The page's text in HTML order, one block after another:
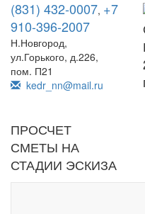
(831) 432-0007, +7
910-396-2007
Н.Новгород,
ул.Горького, д.226,
пом. П21
kedr_nn@mail.ru
ПРОСЧЕТ
СМЕТЫ НА
СТАДИИ ЭСКИЗА